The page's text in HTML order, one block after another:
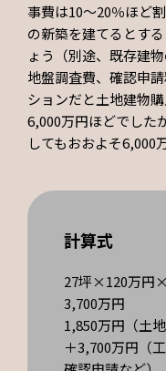
事費は10～20％ほど
の新築を建てるとす
ょう（別途、既存建
地盤調査費、確認申
ションだと土地建物
6,000万円ほどでした
してもおおよそ6,000
計算式
27坪×120万円
3,700万円
1,850万円（土
＋3,700万円（